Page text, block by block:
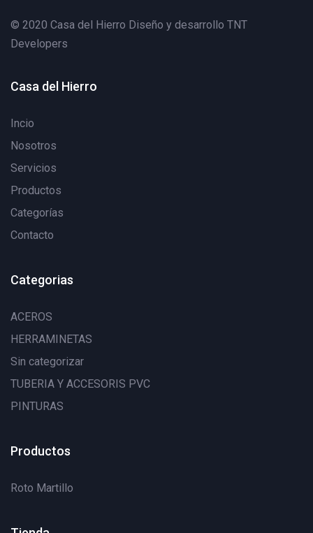
© 2020 Casa del Hierro Diseño y desarrollo TNT
Developers
Casa del Hierro
Incio
Nosotros
Servicios
Productos
Categorías
Contacto
Categorias
ACEROS
HERRAMINETAS
Sin categorizar
TUBERIA Y ACCESORIS PVC
PINTURAS
Productos
Roto Martillo